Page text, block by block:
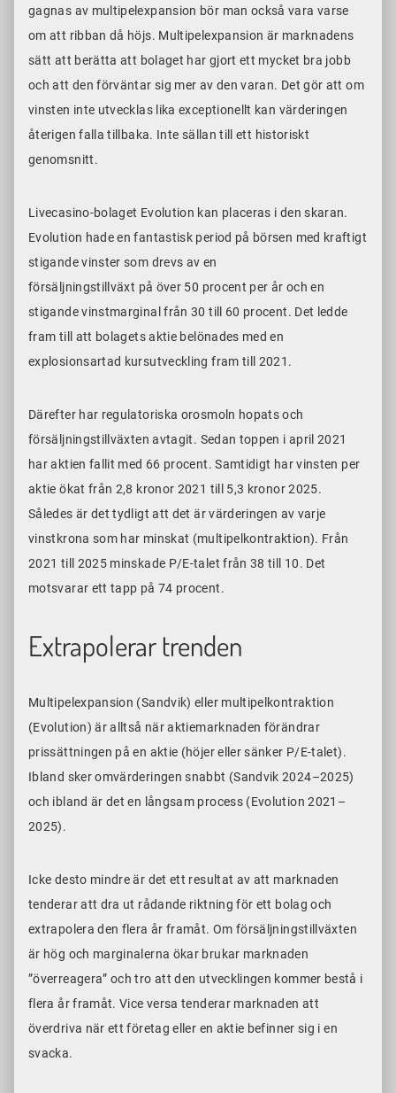
gagnas av multipelexpansion bör man också vara varse
om att ribban då höjs. Multipelexpansion är marknadens
sätt att berätta att bolaget har gjort ett mycket bra jobb
och att den förväntar sig mer av den varan. Det gör att om
vinsten inte utvecklas lika exceptionellt kan värderingen
återigen falla tillbaka. Inte sällan till ett historiskt
genomsnitt.
Livecasino-bolaget Evolution kan placeras i den skaran.
Evolution hade en fantastisk period på börsen med kraftigt
stigande vinster som drevs av en
försäljningstillväxt på över 50 procent per år och en
stigande vinstmarginal från 30 till 60 procent. Det ledde
fram till att bolagets aktie belönades med en
explosionsartad kursutveckling fram till 2021.
Därefter har regulatoriska orosmoln hopats och
försäljningstillväxten avtagit. Sedan toppen i april 2021
har aktien fallit med 66 procent. Samtidigt har vinsten per
aktie ökat från 2,8 kronor 2021 till 5,3 kronor 2025.
Således är det tydligt att det är värderingen av varje
vinstkrona som har minskat (multipelkontraktion). Från
2021 till 2025 minskade P/E-talet från 38 till 10. Det
motsvarar ett tapp på 74 procent.
Extrapolerar trenden
Multipelexpansion (Sandvik) eller multipelkontraktion
(Evolution) är alltså när aktiemarknaden förändrar
prissättningen på en aktie (höjer eller sänker P/E-talet).
Ibland sker omvärderingen snabbt (Sandvik 2024–2025)
och ibland är det en långsam process (Evolution 2021–
2025).
Icke desto mindre är det ett resultat av att marknaden
tenderar att dra ut rådande riktning för ett bolag och
extrapolera den flera år framåt. Om försäljningstillväxten
är hög och marginalerna ökar brukar marknaden
”överreagera” och tro att den utvecklingen kommer bestå i
flera år framåt. Vice versa tenderar marknaden att
överdriva när ett företag eller en aktie befinner sig i en
svacka.